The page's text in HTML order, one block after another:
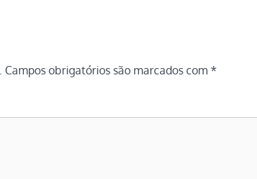
Campos obrigatórios são marcados com *